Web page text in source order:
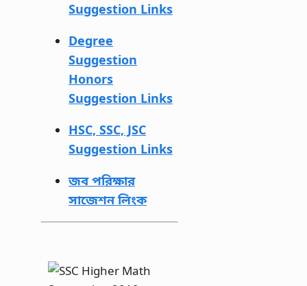
Suggestion Links
Degree
Suggestion
Honors
Suggestion Links
HSC, SSC, JSC
Suggestion Links
জব পরিক্ষার
সাজেশন লিংক